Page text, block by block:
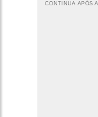
CONTINUA APÓS